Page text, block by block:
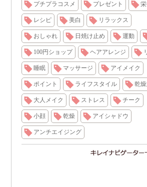
プチプラコスメ プレゼント
レシピ 美白 リラックス
おしゃれ 日焼け止め 運動
100円ショップ ヘアアレンジ
睡眠 マッサージ アイメイク
ポイント ライフスタイル 乾
大人メイク ストレス チーク
小顔 乾燥 アイシャドウ
アンチエイジング